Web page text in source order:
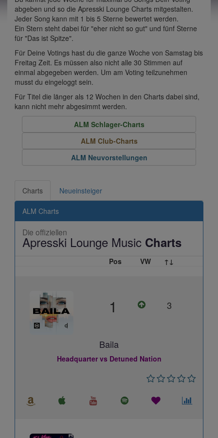
abgeben und so die Apresski Lounge Charts mitgestalten.
Jeder Song kann mit 1 bis 5 Sterne bewertet werden.
Ein Stern steht dabei für "eher nicht so gut" und fünf Sterne
für "Das ist Spitze".
Für Deine Votings hast du die ganze Woche von Samstag bis
Freitag Zeit. Es müssen also nicht alle 30 Stimmen auf
einmal abgegeben werden. Um am Voting teilzunehmen
musst du eingeloggt sein.
Für Titel die länger als 12 Wochen in den Charts dabei sind,
kann nicht mehr abgesimmt werden.
ALM Schlager-Charts
ALM Club-Charts
ALM Neuvorstellungen
Charts Neueinsteiger
ALM Charts
Die offiziellen
Apresski Lounge Music Charts
Pos VW ↑↓
1 3
Baila
Headquarter vs Detuned Nation